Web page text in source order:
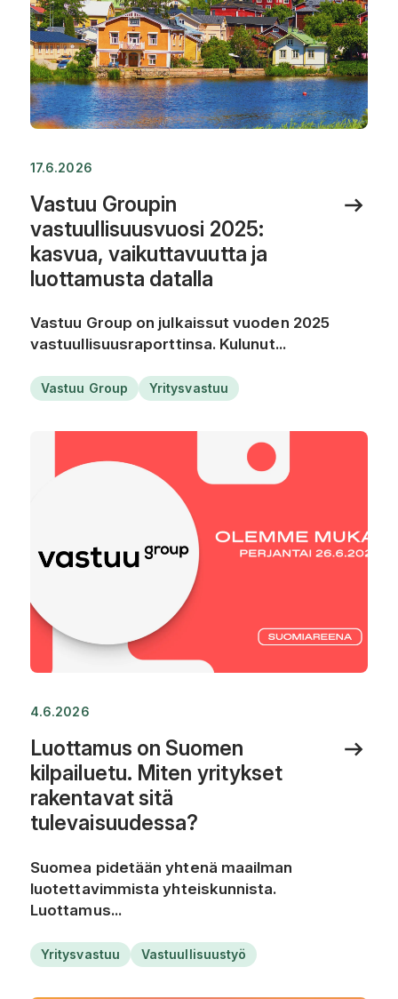
17.6.2026
Vastuu Groupin
vastuullisuusvuosi 2025:
kasvua, vaikuttavuutta ja
luottamusta datalla
Vastuu Group on julkaissut vuoden 2025
vastuullisuusraporttinsa. Kulunut...
Vastuu Group Yritysvastuu
4.6.2026
Luottamus on Suomen
kilpailuetu. Miten yritykset
rakentavat sitä
tulevaisuudessa?
Suomea pidetään yhtenä maailman
luotettavimmista yhteiskunnista.
Luottamus...
Yritysvastuu Vastuullisuustyö